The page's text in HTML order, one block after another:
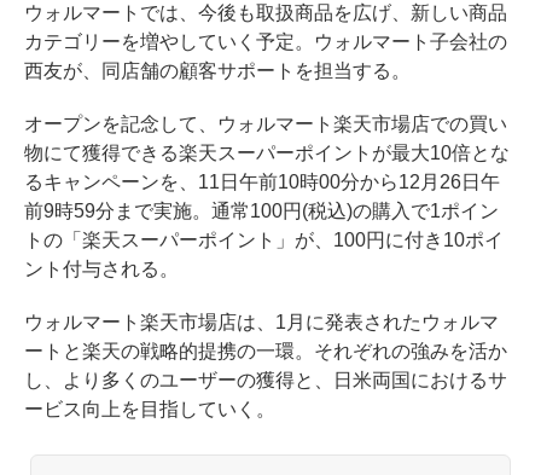
ウォルマートでは、今後も取扱商品を広げ、新しい商品
カテゴリーを増やしていく予定。ウォルマート子会社の
西友が、同店舗の顧客サポートを担当する。
オープンを記念して、ウォルマート楽天市場店での買い
物にて獲得できる楽天スーパーポイントが最大10倍とな
るキャンペーンを、11日午前10時00分から12月26日午
前9時59分まで実施。通常100円(税込)の購入で1ポイン
トの「楽天スーパーポイント」が、100円に付き10ポイ
ント付与される。
ウォルマート楽天市場店は、1月に発表されたウォルマ
ートと楽天の戦略的提携の一環。それぞれの強みを活か
し、より多くのユーザーの獲得と、日米両国におけるサ
ービス向上を目指していく。